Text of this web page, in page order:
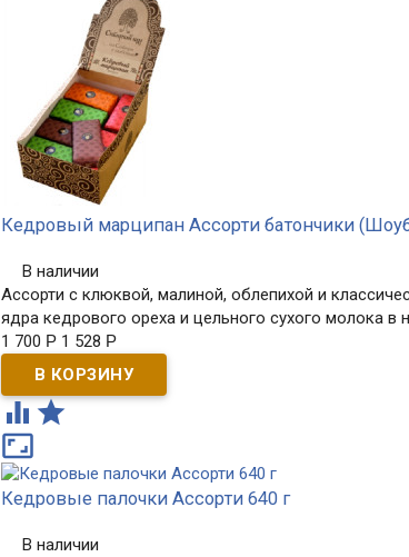
Кедровый марципан Ассорти батончики
В наличии
Ассорти с клюквой, малиной, облепихой и
ядра кедрового ореха и цельного сухого молока в
1 700 Р 1 528 Р
 

Кедровые палочки Ассорти 640 г
В наличии